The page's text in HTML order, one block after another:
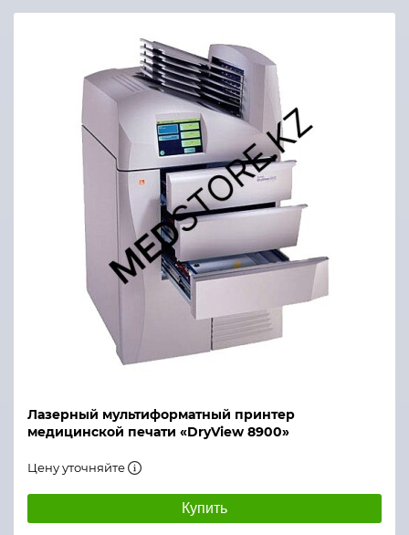
Лазерный мультиформатный принтер
медицинской печати «DryView 8900»
Цену уточняйте
Купить